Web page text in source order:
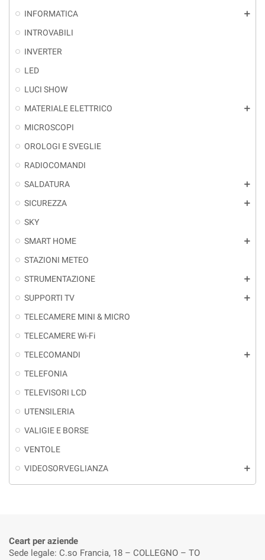
INFORMATICA add
INTROVABILI
INVERTER
LED
LUCI SHOW
MATERIALE ELETTRICO
add
MICROSCOPI
OROLOGI E SVEGLIE
RADIOCOMANDI
SALDATURA
add
SICUREZZA add
SKY
SMART HOME
add
STAZIONI METEO
STRUMENTAZIONE
add
SUPPORTI TV add
TELECAMERE MINI & MICRO
TELECAMERE Wi-Fi
TELECOMANDI
add
TELEFONIA
TELEVISORI LCD
UTENSILERIA
VALIGIE E BORSE
VENTOLE
VIDEOSORVEGLIANZA
add
Ceart per aziende
Sede legale: C.so Francia, 18 – COLLEGNO – TO